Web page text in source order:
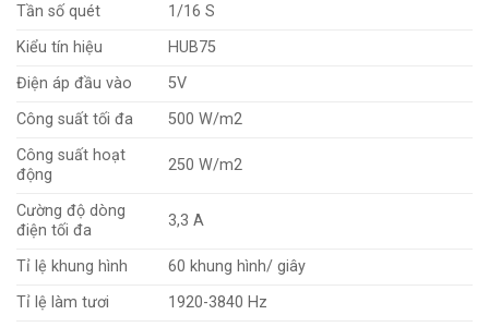
Tần số quét
1/16 S
Kiểu tín hiệu
HUB75
Điện áp đầu vào
5V
Công suất tối đa
500 W/m2
Công suất hoạt
động
250 W/m2
Cường độ dòng
điện tối đa
3,3 A
Tỉ lệ khung hình
60 khung hình/ giây
Tỉ lệ làm tươi
1920-3840 Hz